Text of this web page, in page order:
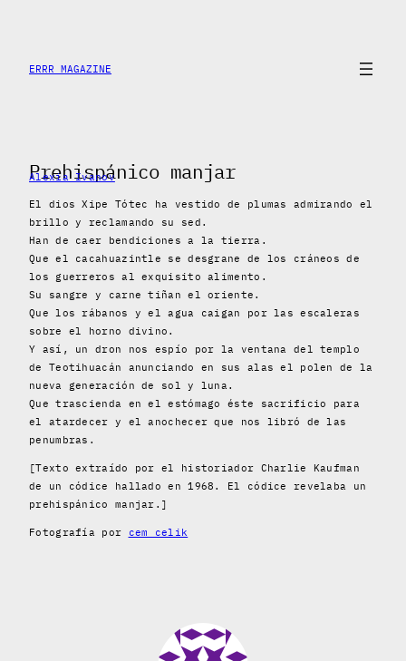
contenido
ERRR MAGAZINE
Prehispánico manjar
Alexia Ivanov
El dios Xipe Tótec ha vestido de plumas admirando el
brillo y reclamando su sed.
Han de caer bendiciones a la tierra.
Que el cacahuazintle se desgrane de los cráneos de
los guerreros al exquisito alimento.
Su sangre y carne tiñan el oriente.
Que los rábanos y el agua caigan por las escaleras
sobre el horno divino.
Y así, un dron nos espío por la ventana del templo
de Teotihuacán anunciando en sus alas el polen de la
nueva generación de sol y luna.
Que trascienda en el estómago éste sacrificio para
el atardecer y el anochecer que nos libró de las
penumbras.
[Texto extraído por el historiador Charlie Kaufman
de un códice hallado en 1968. El códice revelaba un
prehispánico manjar.]
Fotografía por cem celik